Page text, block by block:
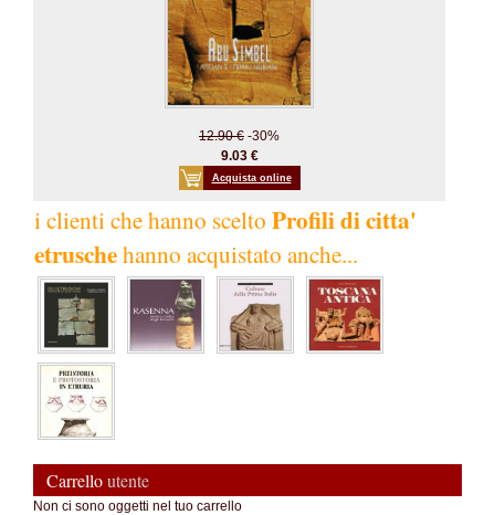
12.90 € -30%
9.03 €
Acquista online
i clienti che hanno scelto Profili di citta'
etruschehanno acquistato anche...
Carrelloutente
Non ci sono oggetti nel tuo carrello